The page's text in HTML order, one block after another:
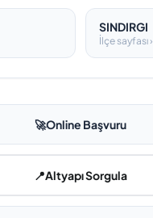
SINDIRGI
İlçe sayfası ›
🚀Online Başvuru
📍Altyapı Sorgula